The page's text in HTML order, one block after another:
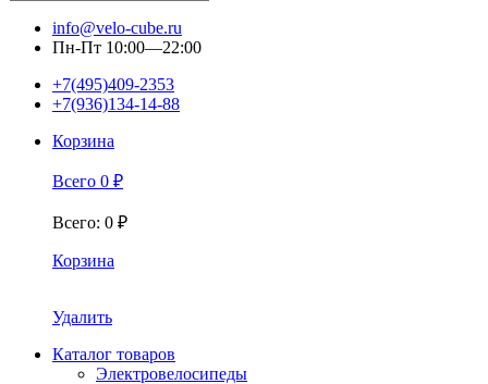
info@velo-cube.ru
Пн-Пт 10:00—22:00
+7(495)409-2353
+7(936)134-14-88
Корзина
Всего 0 ₽
Всего: 0 ₽
Корзина
Удалить
Каталог товаров
Электровелосипеды